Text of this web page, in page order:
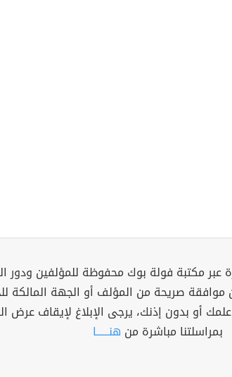
عبر مكتبة فولة بوك محفوظة للمؤلفين ودور
موافقة صريحة من المؤلف أو الجهة المالكة
أو بدون إذنك، يرجى الإبلاغ لإيقاف عرض
بمراسلتنا مباشرة من هنــــــا